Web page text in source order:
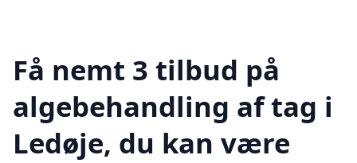
Få nemt 3 tilbud på
algebehandling af tag i
Ledøje, du kan være